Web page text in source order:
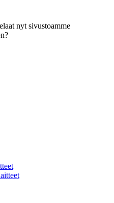
nyt sivustoamme